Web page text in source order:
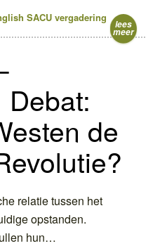
SACU vergadering
lees
meer
Debat:
de
relatie tussen het
opstanden.
hun…